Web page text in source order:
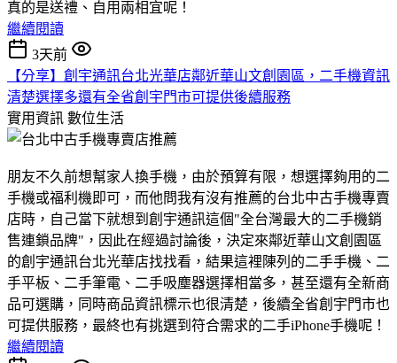
真的是送禮、自用兩相宜呢！
繼續閱讀
3天前
【分享】創宇通訊台北光華店鄰近華山文創園區，二手機資訊
清楚選擇多還有全省創宇門市可提供後續服務
實用資訊 數位生活
朋友不久前想幫家人換手機，由於預算有限，想選擇夠用的二
手機或福利機即可，而他問我有沒有推薦的台北中古手機專賣
店時，自己當下就想到創宇通訊這個"全台灣最大的二手機銷
售連鎖品牌"，因此在經過討論後，決定來鄰近華山文創園區
的創宇通訊台北光華店找找看，結果這裡陳列的二手手機、二
手平板、二手筆電、二手吸塵器選擇相當多，甚至還有全新商
品可選購，同時商品資訊標示也很清楚，後續全省創宇門市也
可提供服務，最終也有挑選到符合需求的二手iPhone手機呢！
繼續閱讀